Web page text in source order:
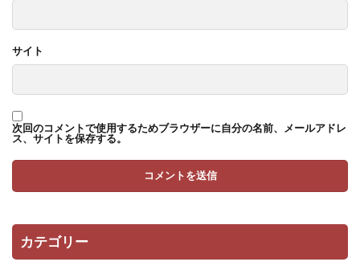
サイト
次回のコメントで使用するためブラウザーに自分の名前、メールアドレ
ス、サイトを保存する。
カテゴリー